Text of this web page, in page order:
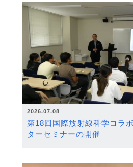
2026.07.08
第18回国際放射線科学コラ
ターセミナーの開催